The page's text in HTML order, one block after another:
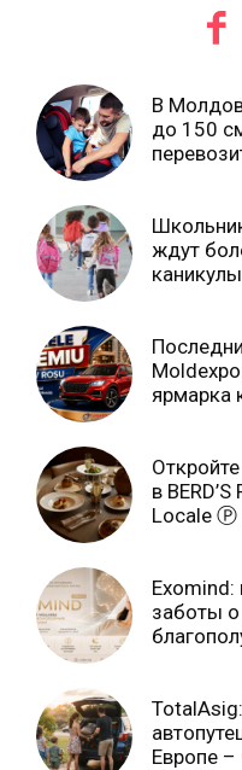
В
до 150
ждут
ярмарка
в
Locale Ⓟ
Exomind:
заботы
Европе